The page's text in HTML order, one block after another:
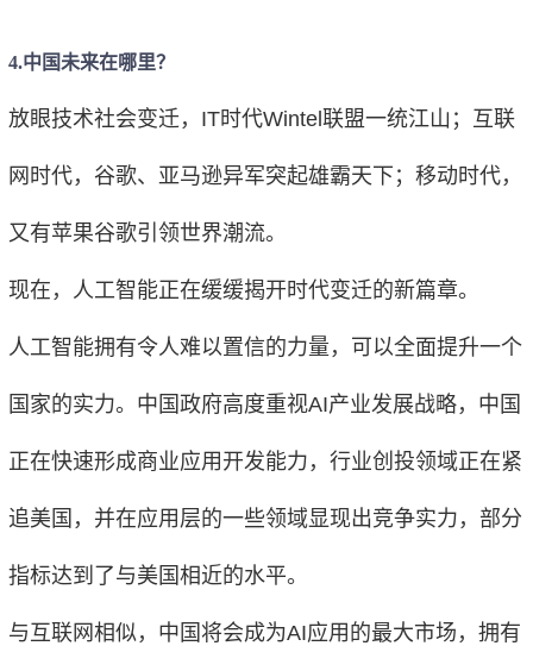
4.中国未来在哪里？
放眼技术社会变迁，IT时代Wintel联盟一统江山；互联
网时代，谷歌、亚马逊异军突起雄霸天下；移动时代，
又有苹果谷歌引领世界潮流。
现在，人工智能正在缓缓揭开时代变迁的新篇章。
人工智能拥有令人难以置信的力量，可以全面提升一个
国家的实力。中国政府高度重视AI产业发展战略，中国
正在快速形成商业应用开发能力，行业创投领域正在紧
追美国，并在应用层的一些领域显现出竞争实力，部分
指标达到了与美国相近的水平。
与互联网相似，中国将会成为AI应用的最大市场，拥有